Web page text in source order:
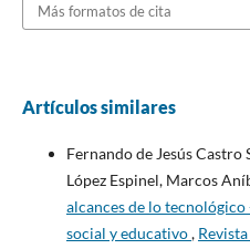
Más formatos de cita
Artículos similares
Fernando de Jesús Castro
López Espinel, Marcos
alcances de lo
social y educativo,